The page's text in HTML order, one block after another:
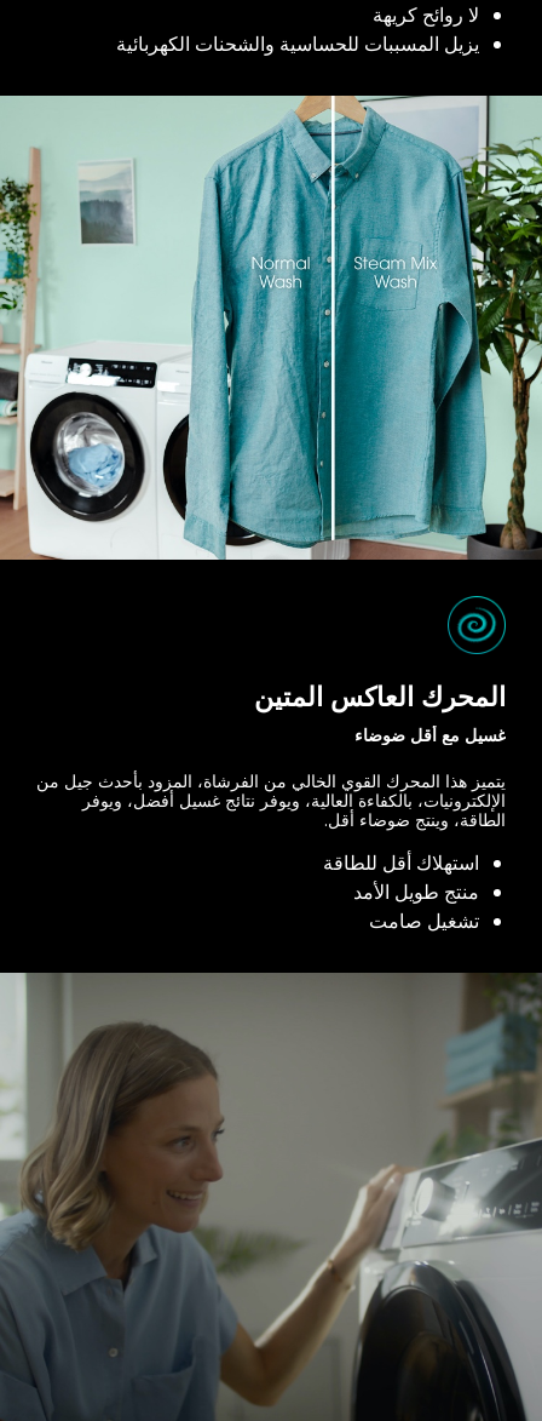
لا روائح كريهة
يزيل المسببات للحساسية والشحنات الكهربائية
المحرك العاكس المتين
غسيل مع أقل ضوضاء
يتميز هذا المحرك القوي الخالي من الفرشاة، المزود بأحدث جيل من
الإلكترونيات، بالكفاءة العالية، ويوفر نتائج غسيل أفضل، ويوفر
الطاقة، وينتج ضوضاء أقل.
استهلاك أقل للطاقة
منتج طويل الأمد
تشغيل صامت